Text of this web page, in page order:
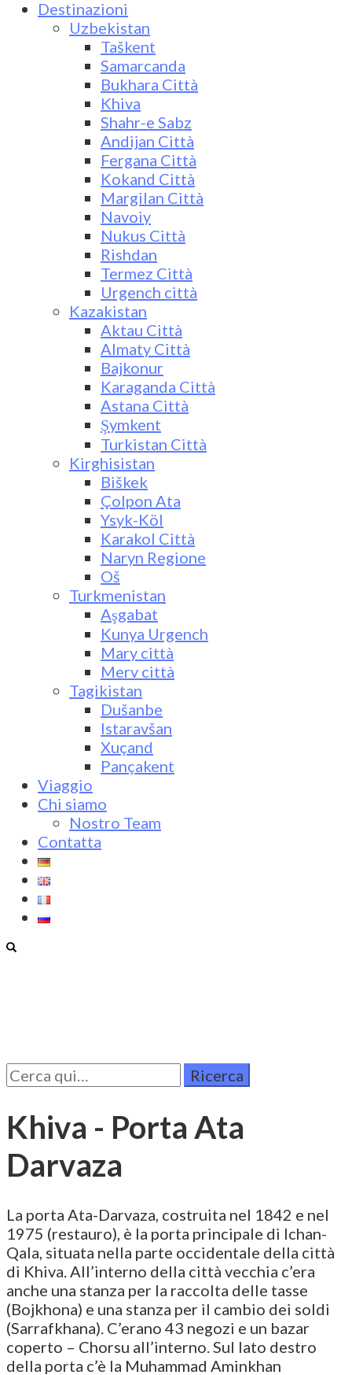
Destinazioni
Uzbekistan
Taškent
Samarcanda
Bukhara Città
Khiva
Shahr-e Sabz
Andijan Città
Fergana Città
Kokand Città
Margilan Città
Navoiy
Nukus Città
Rishdan
Termez Città
Urgench città
Kazakistan
Aktau Città
Almaty Città
Bajkonur
Karaganda Città
Astana Città
Şymkent
Turkistan Città
Kirghisistan
Biškek
Çolpon Ata
Ysyk-Köl
Karakol Città
Naryn Regione
Oš
Turkmenistan
Aşgabat
Kunya Urgench
Mary città
Merv città
Tagikistan
Dušanbe
Istaravšan
Xuçand
Pançakent
Viaggio
Chi siamo
Nostro Team
Contatta
Cerca
per:
Khiva - Porta Ata
Darvaza
La porta Ata-Darvaza, costruita nel 1842 e nel
1975 (restauro), è la porta principale di Ichan-
Qala, situata nella parte occidentale della città
di Khiva. All’interno della città vecchia c’era
anche una stanza per la raccolta delle tasse
(Bojkhona) e una stanza per il cambio dei soldi
(Sarrafkhana). C’erano 43 negozi e un bazar
coperto – Chorsu all’interno. Sul lato destro
della porta c’è la Muhammad Aminkhan